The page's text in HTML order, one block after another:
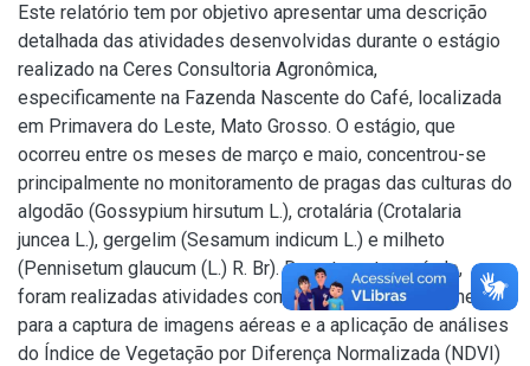
Este relatório tem por objetivo apresentar uma descrição
detalhada das atividades desenvolvidas durante o estágio
realizado na Ceres Consultoria Agronômica,
especificamente na Fazenda Nascente do Café, localizada
em Primavera do Leste, Mato Grosso. O estágio, que
ocorreu entre os meses de março e maio, concentrou-se
principalmente no monitoramento de pragas das culturas do
algodão (Gossypium hirsutum L.), crotalária (Crotalaria
juncea L.), gergelim (Sesamum indicum L.) e milheto
(Pennisetum glaucum (L.) R. Br). Durante este período,
foram realizadas atividades como a utilização de drones
para a captura de imagens aéreas e a aplicação de análises
do Índice de Vegetação por Diferença Normalizada (NDVI)